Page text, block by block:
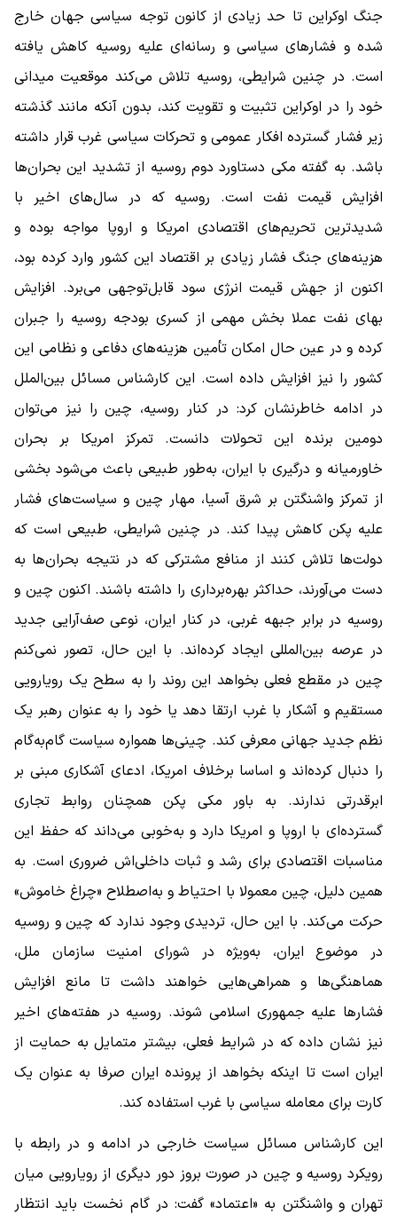
جنگ اوکراین تا حد زیادی از کانون توجه سیاسی جهان خارج
شده و فشارهای سیاسی و رسانه‌ای علیه روسیه کاهش یافته
است. در چنین شرایطی، روسیه تلاش می‌کند موقعیت میدانی
خود را در اوکراین تثبیت و تقویت کند، بدون آنکه مانند گذشته
زیر فشار گسترده افکار عمومی و تحرکات سیاسی غرب قرار داشته
باشد. به گفته مکی دستاورد دوم روسیه از تشدید این بحران‌ها
افزایش قیمت نفت است. روسیه که در سال‌های اخیر با
شدیدترین تحریم‌های اقتصادی امریکا و اروپا مواجه بوده و
هزینه‌های جنگ فشار زیادی بر اقتصاد این کشور وارد کرده بود،
اکنون از جهش قیمت انرژی سود قابل‌توجهی می‌برد. افزایش
بهای نفت عملا بخش مهمی از کسری بودجه روسیه را جبران
کرده و در عین حال امکان تأمین هزینه‌های دفاعی و نظامی این
کشور را نیز افزایش داده است. این کارشناس مسائل بین‌الملل
در ادامه خاطرنشان کرد: در کنار روسیه، چین را نیز می‌توان
دومین برنده این تحولات دانست. تمرکز امریکا بر بحران
خاورمیانه و درگیری با ایران، به‌طور طبیعی باعث می‌شود بخشی
از تمرکز واشنگتن بر شرق آسیا، مهار چین و سیاست‌های فشار
علیه پکن کاهش پیدا کند. در چنین شرایطی، طبیعی است که
دولت‌ها تلاش کنند از منافع مشترکی که در نتیجه بحران‌ها به
دست می‌آورند، حداکثر بهره‌برداری را داشته باشند. اکنون چین و
روسیه در برابر جبهه غربی، در کنار ایران، نوعی صف‌آرایی جدید
در عرصه بین‌المللی ایجاد کرده‌اند. با این حال، تصور نمی‌کنم
چین در مقطع فعلی بخواهد این روند را به سطح یک رویارویی
مستقیم و آشکار با غرب ارتقا دهد یا خود را به عنوان رهبر یک
نظم جدید جهانی معرفی کند. چینی‌ها همواره سیاست گام‌به‌گام
را دنبال کرده‌اند و اساسا برخلاف امریکا، ادعای آشکاری مبنی بر
ابرقدرتی ندارند. به باور مکی پکن همچنان روابط تجاری
گسترده‌ای با اروپا و امریکا دارد و به‌خوبی می‌داند که حفظ این
مناسبات اقتصادی برای رشد و ثبات داخلی‌اش ضروری است. به
همین دلیل، چین معمولا با احتیاط و به‌اصطلاح «چراغ خاموش»
حرکت می‌کند. با این حال، تردیدی وجود ندارد که چین و روسیه
در موضوع ایران، به‌ویژه در شورای امنیت سازمان ملل،
هماهنگی‌ها و همراهی‌هایی خواهند داشت تا مانع افزایش
فشارها علیه جمهوری اسلامی شوند. روسیه در هفته‌های اخیر
نیز نشان داده که در شرایط فعلی، بیشتر متمایل به حمایت از
ایران است تا اینکه بخواهد از پرونده ایران صرفا به عنوان یک
کارت برای معامله سیاسی با غرب استفاده کند.
این کارشناس مسائل سیاست خارجی در ادامه و در رابطه با
رویکرد روسیه و چین در صورت بروز دور دیگری از رویارویی میان
تهران و واشنگتن به «اعتماد» گفت: در گام نخست باید انتظار